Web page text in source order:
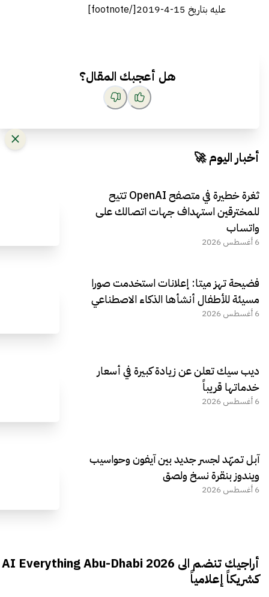
عليه بتاريخ 15-4-2019[/footnote]
هل أعجبك المقال؟
أخبار اليوم 🚀
ثغرة خطيرة في متصفح OpenAI تتيح
للمخترقين استهداف جهات اتصالك على
واتساب
6 أغسطس 2026
فضيحة تهز ميتا: إعلانات استخدمت صورا
مسيئة للأطفال أنشأها الذكاء الاصطناعي
6 أغسطس 2026
ديب سيك تعلن عن زيادة كبيرة في أسعار
خدماتها قريباً
6 أغسطس 2026
آبل تمهّد لجسر جديد بين آيفون وحواسيب
ويندوز بنقرة نسخ ولصق
6 أغسطس 2026
أراجيك تنضم الى AI Everything Abu-Dhabi 2026
كشريكاً إعلامياً